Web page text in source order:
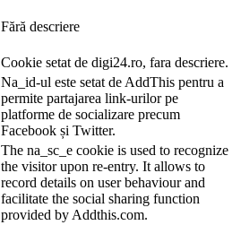
Fără descriere
Cookie setat de digi24.ro, fara descriere.
Na_id-ul este setat de AddThis pentru a
permite partajarea link-urilor pe
platforme de socializare precum
Facebook și Twitter.
The na_sc_e cookie is used to recognize
the visitor upon re-entry. It allows to
record details on user behaviour and
facilitate the social sharing function
provided by Addthis.com.